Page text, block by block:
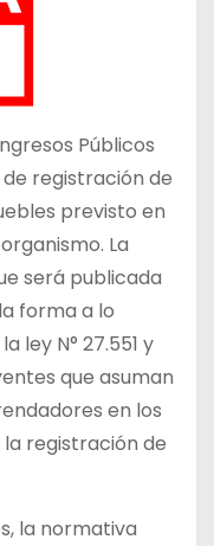
Públicos
registración de
previsto en
La
será publicada
forma a lo
ley N° 27.551 y
que asuman
en los
registración de
la normativa